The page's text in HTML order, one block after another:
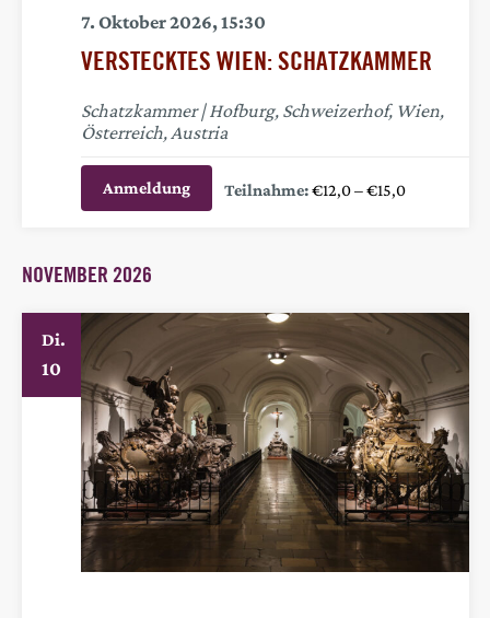
VERSTECKTES WIEN: SCHATZKAMMER
7. Oktober 2026, 15:30
Schatzkammer Hofburg, Schweizerhof, Wien,
Österreich, Austria
Anmeldung €12,0 – €15,0
NOVEMBER 2026
Di.
10